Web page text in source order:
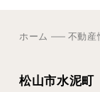
ホーム 不動産
松山市水泥町